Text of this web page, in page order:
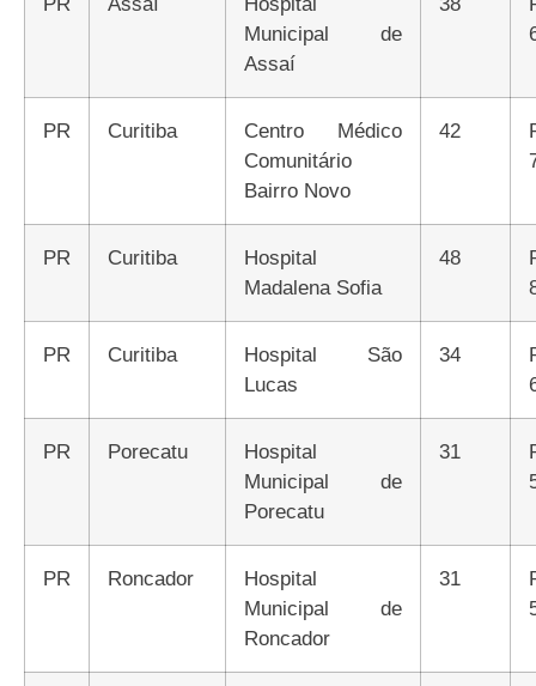
Municipal de
Assaí
PR Curitiba
Centro Médico
Comunitário
Bairro Novo
42
PR Curitiba
Hospital
Madalena Sofia
48
PR Curitiba
Hospital São
Lucas
34
PR Porecatu
Hospital
Municipal de
Porecatu
31
PR Roncador
Hospital
Municipal de
Roncador
31